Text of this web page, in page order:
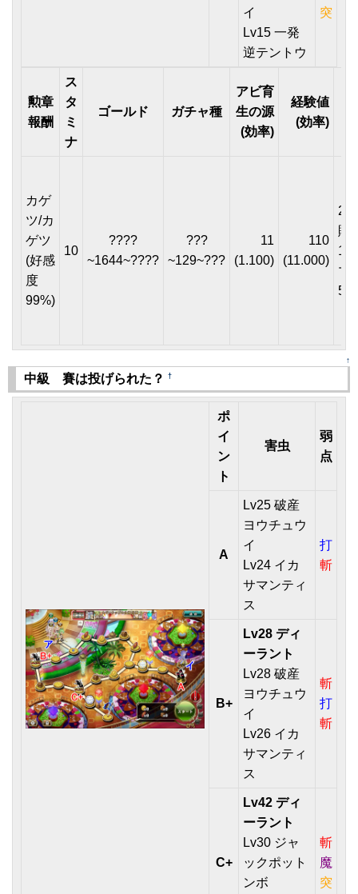
イ
Lv15 一発
逆テントウ
突
勲章
報酬
ス
タ
ミ
ナ
ゴールド ガチャ種
アビ育
生の源
(効率)
経験値
(効率)
カゲ
ツ/カ
ゲツ
(好感
度
99%)
10
????
~1644~????
???
~129~???
11
(1.100)
110
(11.000)
贈
マ
5
↑
中級 賽は投げられた？ †
ポ
イ
ン
ト
害虫
弱
点
A
Lv25 破産
ヨウチュウ
イ
Lv24 イカ
サマンティ
ス
打
斬
B+
Lv28 ディ
ーラント
Lv28 破産
ヨウチュウ
イ
Lv26 イカ
サマンティ
ス
斬
打
斬
C+
Lv42 ディ
ーラント
Lv30 ジャ
ックポット
ンボ
斬
魔
突